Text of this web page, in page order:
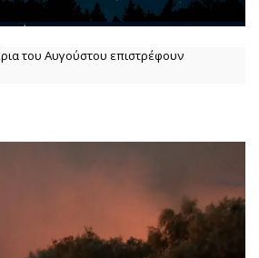
του Αυγούστου επιστρέφουν